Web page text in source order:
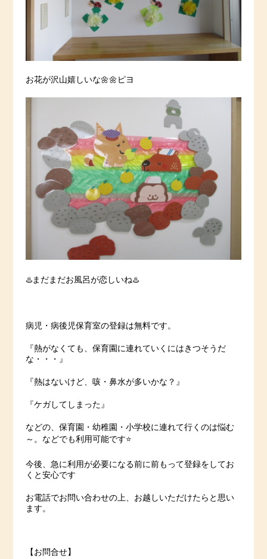
お花が沢山嬉しいな🌼🌼ピヨ
♨️まだまだお風呂が恋しいね♨️
病児・病後児保育室の登録は無料です。
『熱がなくても、保育園に連れていくにはきつそうだ
な・・・』
『熱はないけど、咳・鼻水が多いかな？』
『ケガしてしまった』
などの、保育園・幼稚園・小学校に連れて行くのは悩む
～。などでも利用可能です⭐️
今後、急に利用が必要になる前に前もって登録をしてお
くと安心です
お電話でお問い合わせの上、お越しいただけたらと思い
ます。
【お問合せ】